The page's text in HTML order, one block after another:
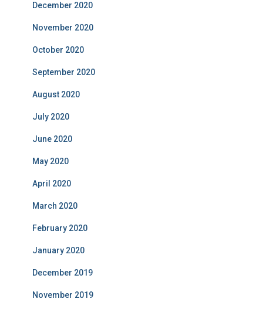
December 2020
November 2020
October 2020
September 2020
August 2020
July 2020
June 2020
May 2020
April 2020
March 2020
February 2020
January 2020
December 2019
November 2019